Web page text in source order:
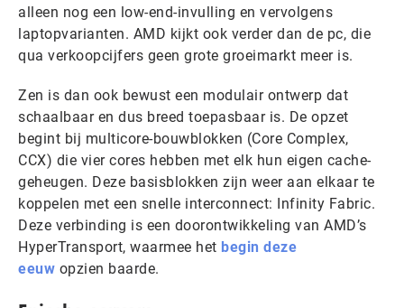
alleen nog een low-end-invulling en vervolgens
laptopvarianten. AMD kijkt ook verder dan de pc, die
qua verkoopcijfers geen grote groeimarkt meer is.
Zen is dan ook bewust een modulair ontwerp dat
schaalbaar en dus breed toepasbaar is. De opzet
begint bij multicore-bouwblokken (Core Complex,
CCX) die vier cores hebben met elk hun eigen cache-
geheugen. Deze basisblokken zijn weer aan elkaar te
koppelen met een snelle interconnect: Infinity Fabric.
Deze verbinding is een doorontwikkeling van AMD’s
HyperTransport, waarmee het begin deze
eeuw opzien baarde.